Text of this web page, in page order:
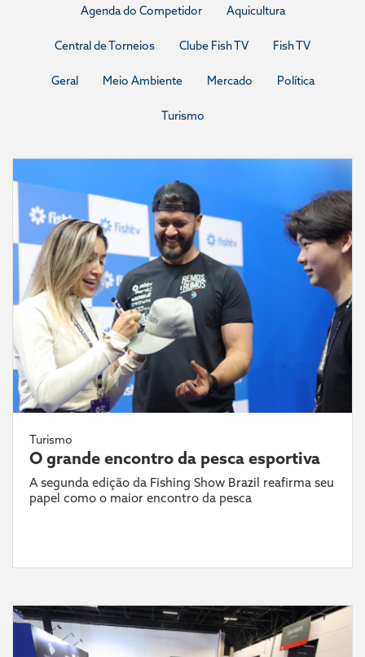
Agenda do Competidor Aquicultura
Central de Torneios Clube Fish TV Fish TV
Geral Meio Ambiente Mercado Política
Turismo
Turismo
O grande encontro da pesca esportiva
A segunda edição da Fishing Show Brazil reafirma seu
papel como o maior encontro da pesca